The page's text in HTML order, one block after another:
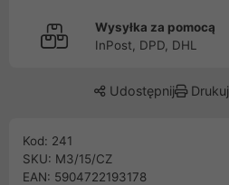
Wysyłka za pomocą
InPost, DPD, DHL
Udostępnij Drukuj
Kod: 241
SKU: M3/15/CZ
EAN: 5904722193178